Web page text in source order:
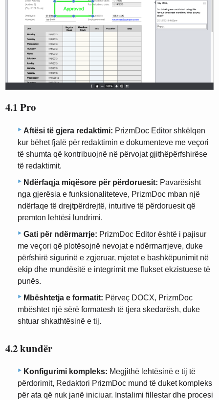
4.1 Pro
Aftësi të gjera redaktimi: PrizmDoc Editor shkëlqen
kur bëhet fjalë për redaktimin e dokumenteve me veçori
të shumta që kontribuojnë në përvojat gjithëpërfshirëse
të redaktimit.
Ndërfaqja miqësore për përdoruesit: Pavarësisht
nga gjerësia e funksionaliteteve, PrizmDoc mban një
ndërfaqe të drejtpërdrejtë, intuitive të përdoruesit që
premton lehtësi lundrimi.
Gati për ndërmarrje: PrizmDoc Editor është i pajisur
me veçori që plotësojnë nevojat e ndërmarrjeve, duke
përfshirë sigurinë e zgjeruar, mjetet e bashkëpunimit në
ekip dhe mundësitë e integrimit me flukset ekzistuese të
punës.
Mbështetja e formatit: Përveç DOCX, PrizmDoc
mbështet një sërë formatesh të tjera skedarësh, duke
shtuar shkathtësinë e tij.
4.2 kundër
Konfigurimi kompleks: Megjithë lehtësinë e tij të
përdorimit, Redaktori PrizmDoc mund të duket kompleks
për ata që nuk janë iniciuar. Instalimi fillestar dhe procesi